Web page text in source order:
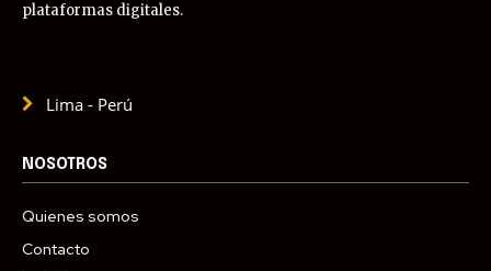
plataformas digitales.
Lima - Perú
NOSOTROS
Quienes somos
Contacto